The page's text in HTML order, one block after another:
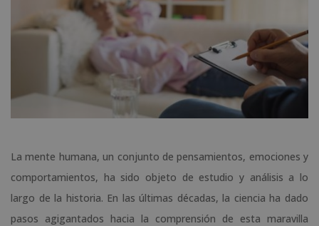
La mente humana, un conjunto de pensamientos, emociones y
comportamientos, ha sido objeto de estudio y análisis a lo
largo de la historia. En las últimas décadas, la ciencia ha dado
pasos agigantados hacia la comprensión de esta maravilla